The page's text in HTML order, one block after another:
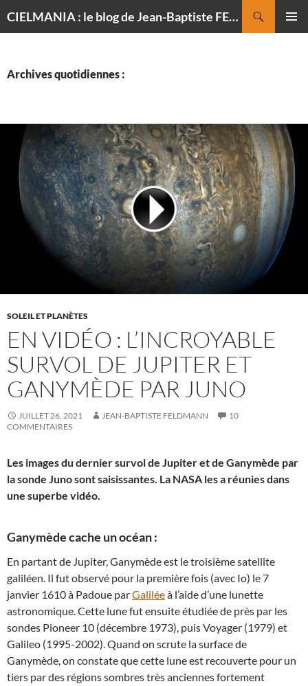
CIELMANIA : le blog de Jean-Baptiste FELDMANN, photographe du ciel
Archives quotidiennes :
SOLEIL ET PLANÈTES
EN VIDÉO : L’INCROYABLE
SURVOL DE JUPITER ET
GANYMÈDE PAR JUNO
JUILLET 26, 2021 JEAN-BAPTISTE FELDMANN
10
COMMENTAIRES
Les images du dernier survol de Jupiter et de Ganymède par
la sonde Juno sont saisissantes. La NASA les a réunies dans
une superbe vidéo.
Ganymède cache un océan :
En partant de Jupiter, Ganymède est le troisième satellite
galiléen. Il fut observé pour la première fois (avec Io) le 7
janvier 1610 à Padoue parGaliléeà l’aide d’une lunette
astronomique. Cette lune fut ensuite étudiée de près par les
sondes Pioneer 10 (décembre 1973), puis Voyager (1979) et
Galileo (1995-2002). Quand on scrute la surface de
Ganymède, on constate que cette lune est recouverte pour un
tiers par des régions sombres très anciennes fortement